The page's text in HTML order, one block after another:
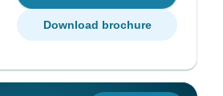
Download brochure